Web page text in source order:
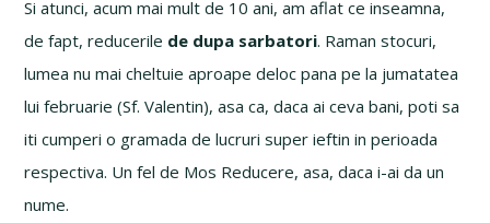
Si atunci, acum mai mult de 10 ani, am aflat ce inseamna,
de fapt, reducerile de dupa sarbatori. Raman stocuri,
lumea nu mai cheltuie aproape deloc pana pe la jumatatea
lui februarie (Sf. Valentin), asa ca, daca ai ceva bani, poti sa
iti cumperi o gramada de lucruri super ieftin in perioada
respectiva. Un fel de Mos Reducere, asa, daca i-ai da un
nume.